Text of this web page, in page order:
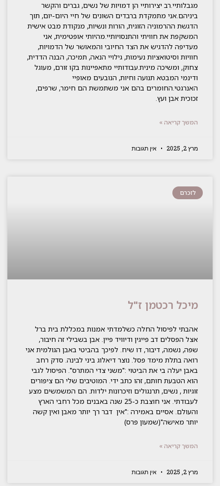
מגבלותיי.רב יצירותיי הן דמויות של נשים, גברים והקשר
ביניהם.אני מתמקדת ברבדים השונים של חיי היום-יום, תוך
הדגשת ההרמוניה הזוגית, הורות ונשיות, מנקודת מבט אישית
המשקפת את חוויתי והתנסויותיי.מהיותי אופטימית, אני
מעדיפה להדגיש את הצד החיובי והמאושר של הדמויות,
חוויות וסיטואציות נעימות, גילויי הנאה, תמיכה, הבנה הדדית,
צחוק, ומשיכה מינית.עבודותיי מתאפיינות בקו זורם, מעוגל
ודינמי המבטא תנועה וחיות, הנובעים מאופיי
האנרגטי.החומרים בהם אני משתמשת הם חימר, שרפים,
זכוכית אבן ועץ.
המשך קריאה »
מרץ 2, 2025 אין תגובות
לזכרם
מיכל רכטמן ז"ל
אהבתי לפיסול החלה כשלמדתי אמנות במכללת בית ברל
אצל הפסלים דב פייגין ודיוויד פיין. אבן בשבילי זה חיבור,
שפה, נשמה, דיבור, דו שיח. לפיכך בהביטי באבן הגולמית אני
רואה בתלת מימד פסל. נוצר דיאלוג ביני לבינה. סדק רחב
באבן יעלה בי את הביטוי :"משני צדי המתרס". הפיסול לגבי
הוא הטבעת חותם, זהו כתב ידי. המוטיבים שלי הם ציפורים
זוגיות , נשים, תרנגולים וזיכרונות ילדות. הם המשמשים מצע
לעבודתי. אני חוצבת כ-25 שנה באבנים מכל רחבי הארץ
והעולם. אסיים באמירה :"אין דבר רך יותר מאבן ואין קשה
יותר מאישה"(שמעון פרס)
המשך קריאה »
מרץ 2, 2025 אין תגובות